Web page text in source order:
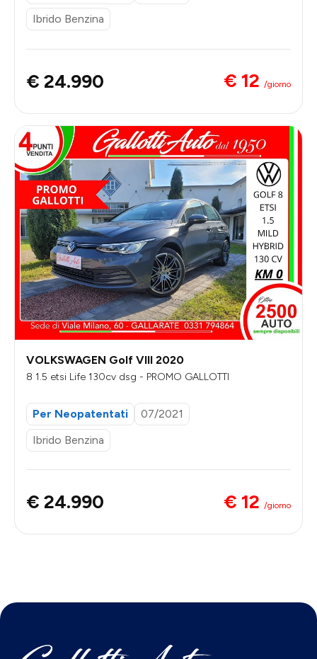
Ibrido Benzina
€ 24.990 € 12 /giorno
VOLKSWAGEN Golf VIII 2020
8 1.5 etsi Life 130cv dsg - PROMO GALLOTTI
Per Neopatentati
07/2021
Ibrido Benzina
€ 24.990 € 12 /giorno